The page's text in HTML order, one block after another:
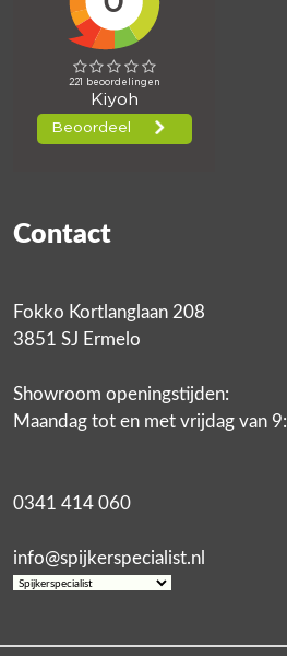
Contact
Fokko Kortlanglaan 208
3851 SJ Ermelo
Showroom openingstijden:
Maandag tot en met vrijdag van
0341 414 060
info@spijkerspecialist.nl